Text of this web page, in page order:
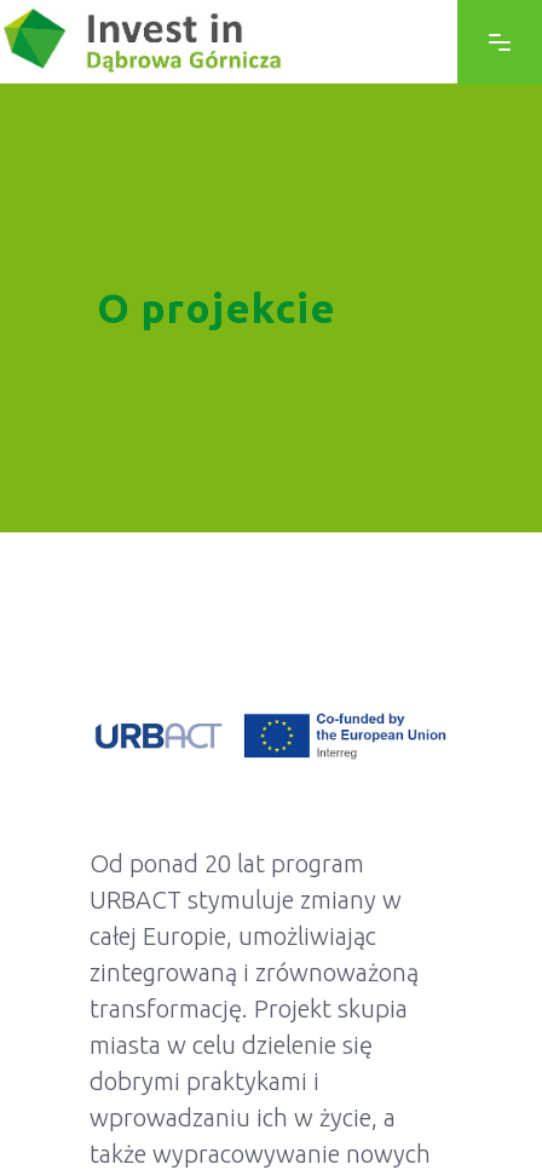
O projekcie
Od ponad 20 lat program
URBACT stymuluje zmiany w
całej Europie, umożliwiając
zintegrowaną i zrównoważoną
transformację. Projekt skupia
miasta w celu dzielenie się
dobrymi praktykami i
wprowadzaniu ich w życie, a
także wypracowywanie nowych